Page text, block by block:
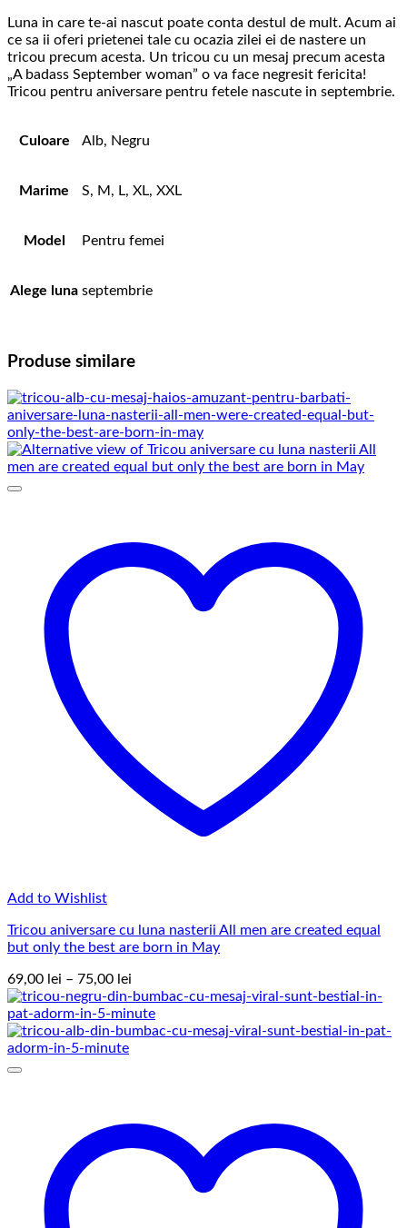
Luna in care te-ai nascut poate conta destul de mult. Acum ai
ce sa ii oferi prietenei tale cu ocazia zilei ei de nastere un
tricou precum acesta. Un tricou cu un mesaj precum acesta
„A badass September woman” o va face negresit fericita!
Tricou pentru aniversare pentru fetele nascute in septembrie.
Culoare Alb, Negru
Marime S, M, L, XL, XXL
Model Pentru femei
Alege luna septembrie
Produse similare
Add to Wishlist
Tricou aniversare cu luna nasterii All men are created equal
but only the best are born in May
69,00 lei – 75,00 lei
de
prețuri:
69,00 lei